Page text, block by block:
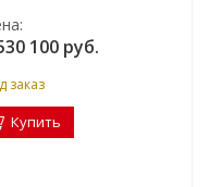
100 руб.
заказ
Купить